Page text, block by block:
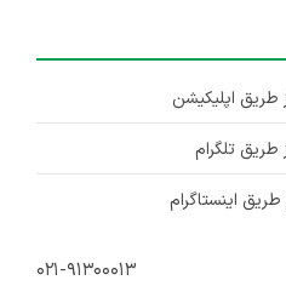
طریق اپلیکیشن
تلگرام
اینستاگرام
۰۲۱-۹۱۳۰۰۰۱۳